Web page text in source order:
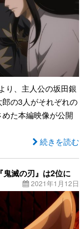
り、主人公の坂田銀
の3人がそれぞれの
た本編映像が公開
続きを読む
鬼滅の刃』は2位に
2021年1月12日